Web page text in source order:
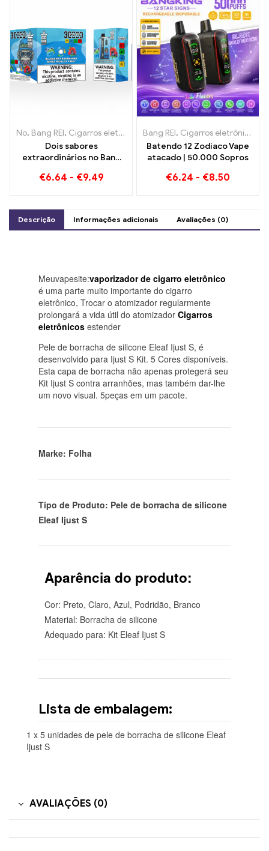
No, Bang REI, Cigarros eletrônicos descartáveis ​​Lituânia ,Cigarros
Dois sabores
extraordinários no Bang
Zigarette Mirtilo
€6.64 - €9.49
Bang REI, Cigarros eletrônicos descartáveis
Batendo 12 Zodíaco Vape
atacado | 50.000 Sopros
€6.24 - €8.50
Descrição Informações adicionais Avaliações (0)
Meuvapesite:vaporizador de cigarro eletrônico
é uma parte muito importante do cigarro
eletrônico, Trocar o atomizador regularmente
prolongará a vida útil do atomizador Cigarros
eletrônicos estender
Pele de borracha de silicone Eleaf Ijust S, é
desenvolvido para Ijust S Kit. 5 Cores disponíveis.
Esta capa de borracha não apenas protegerá seu
Kit Ijust S contra arranhões, mas também dar-lhe
um novo visual. 5peças em um pacote.
Marke: Folha
Tipo de Produto: Pele de borracha de silicone
Eleaf Ijust S
Aparência do produto:
Cor: Preto, Claro, Azul, Podridão, Branco
Material: Borracha de silicone
Adequado para: Kit Eleaf Ijust S
Lista de embalagem:
1 x 5 unidades de pele de borracha de silicone Eleaf
Ijust S
AVALIAÇÕES (0)